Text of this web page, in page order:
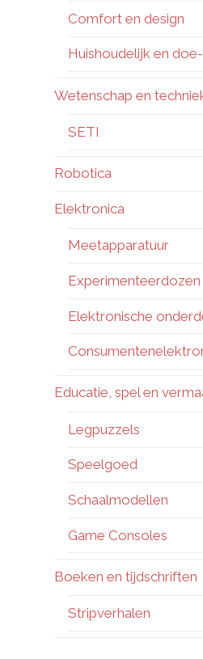
Comfort en design
Huishoudelijk en
Wetenschap en
SETI
Robotica
Elektronica
Meetapparatuur
Elektronische
Educatie, spel en
Legpuzzels
Speelgoed
Schaalmodellen
Game Consoles
Boeken en tijdschriften
Stripverhalen